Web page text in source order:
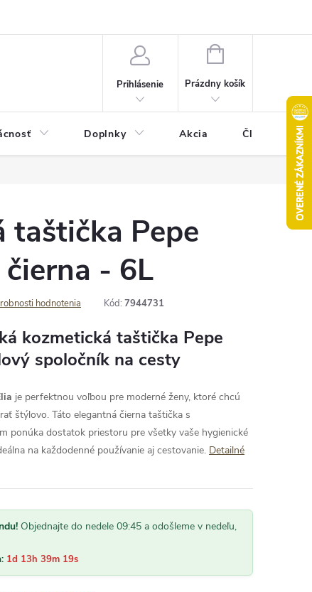
Prihlásenie
NÁKUPNÝ
Prázdny košík
Doplnky Akcia Články
taštička Pepe
čierna - 6L
hodnotenia Kód: 7944731
kozmetická taštička Pepe
spoločník na cesty
je perfektnou voľbou pre moderné ženy, ktoré chcú
štýlovo. Táto elegantná čierna taštička s
ponúka dostatok priestoru pre všetky vaše hygienické
na každodenné používanie aj cestovanie. Detailné
Objednajte do nedele 09:45 a odošleme v nedeľu,
1d 13h 39m 18s